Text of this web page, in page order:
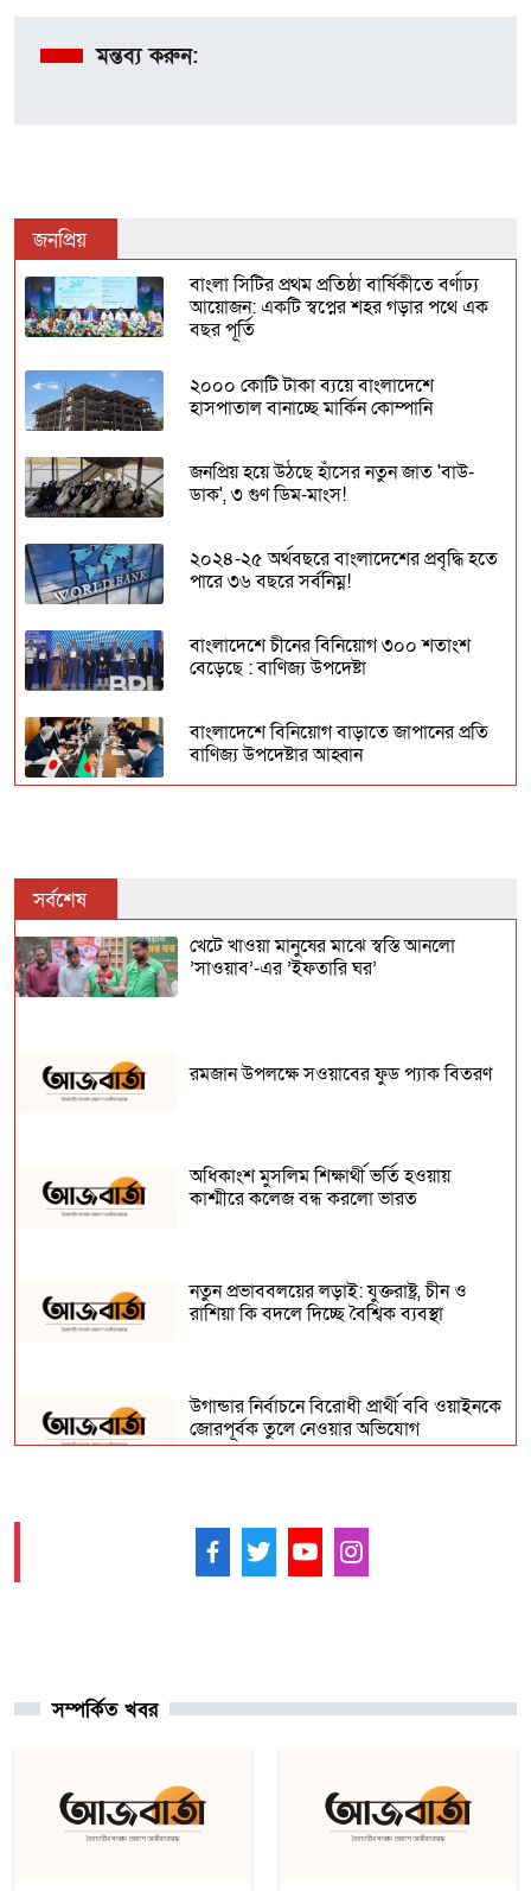
মন্তব্য করুন:
জনপ্রিয়
বাংলা সিটির প্রথম প্রতিষ্ঠা বার্ষিকীতে বর্ণাঢ্য
আয়োজন: একটি স্বপ্নের শহর গড়ার পথে এক
বছর পূর্তি
২০০০ কোটি টাকা ব্যয়ে বাংলাদেশে
হাসপাতাল বানাচ্ছে মার্কিন কোম্পানি
জনপ্রিয় হয়ে উঠছে হাঁসের নতুন জাত 'বাউ-
ডাক', ৩ গুণ ডিম-মাংস!
২০২৪-২৫ অর্থবছরে বাংলাদেশের প্রবৃদ্ধি হতে
পারে ৩৬ বছরে সর্বনিম্ন!
বাংলাদেশে চীনের বিনিয়োগ ৩০০ শতাংশ
বেড়েছে : বাণিজ্য উপদেষ্টা
বাংলাদেশে বিনিয়োগ বাড়াতে জাপানের প্রতি
বাণিজ্য উপদেষ্টার আহ্বান
জিআই স্বীকৃতি পেল নওগাঁর ‘নাক ফজলি আম’
ভারত থেকে এবার দৈনিক ৬ হাজার টন করে
সর্বশেষ
খেটে খাওয়া মানুষের মাঝে স্বস্তি আনলো
’সাওয়াব’-এর ’ইফতারি ঘর’
রমজান উপলক্ষে সওয়াবের ফুড প্যাক বিতরণ
অধিকাংশ মুসলিম শিক্ষার্থী ভর্তি হওয়ায়
কাশ্মীরে কলেজ বন্ধ করলো ভারত
নতুন প্রভাববলয়ের লড়াই: যুক্তরাষ্ট্র, চীন ও
রাশিয়া কি বদলে দিচ্ছে বৈশ্বিক ব্যবস্থা
উগান্ডার নির্বাচনে বিরোধী প্রার্থী ববি ওয়াইনকে
জোরপূর্বক তুলে নেওয়ার অভিযোগ
বিহারে সড়ক দুর্ঘটনায় সপ্তম শ্রেণির ছাত্র নিহত,
সাহায্যের বদলে মাছ লুট
সম্পর্কিত খবর